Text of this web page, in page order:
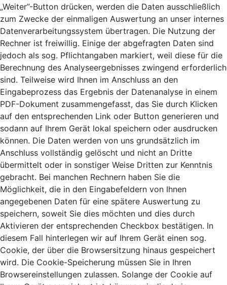
„Weiter”-Button drücken, werden die Daten ausschließlich
zum Zwecke der einmaligen Auswertung an unser internes
Datenverarbeitungssystem übertragen. Die Nutzung der
Rechner ist freiwillig. Einige der abgefragten Daten sind
jedoch als sog. Pflichtangaben markiert, weil diese für die
Berechnung des Analyseergebnisses zwingend erforderlich
sind. Teilweise wird Ihnen im Anschluss an den
Eingabeprozess das Ergebnis der Datenanalyse in einem
PDF-Dokument zusammengefasst, das Sie durch Klicken
auf den entsprechenden Link oder Button generieren und
sodann auf Ihrem Gerät lokal speichern oder ausdrucken
können. Die Daten werden von uns grundsätzlich im
Anschluss vollständig gelöscht und nicht an Dritte
übermittelt oder in sonstiger Weise Dritten zur Kenntnis
gebracht. Bei manchen Rechnern haben Sie die
Möglichkeit, die in den Eingabefeldern von Ihnen
angegebenen Daten für eine spätere Auswertung zu
speichern, soweit Sie dies möchten und dies durch
Aktivieren der entsprechenden Checkbox bestätigen. In
diesem Fall hinterlegen wir auf Ihrem Gerät einen sog.
Cookie, der über die Browsersitzung hinaus gespeichert
wird. Die Cookie-Speicherung müssen Sie in Ihren
Browsereinstellungen zulassen. Solange der Cookie auf